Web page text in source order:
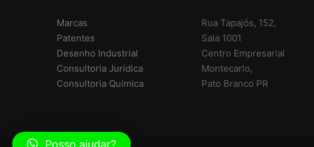
Marcas
Patentes
Desenho Industrial
Consultoria Jurídica
Consultoria Química
Rua Tapajós, 152,
Sala 1001
Centro Empresarial
Montecarlo,
Pato Branco PR
Posso ajudar?